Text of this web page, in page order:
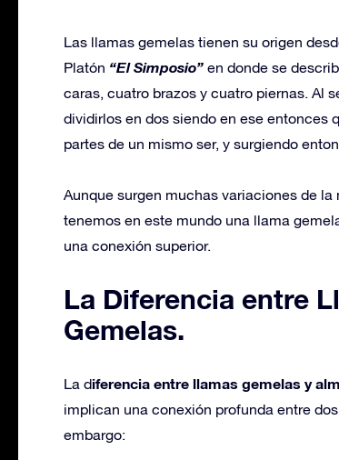
Las llamas gemelas tienen su origen
Platón “El Simposio” en donde se
caras, cuatro brazos y cuatro piernas. Al
dividirlos en dos siendo en ese entonces
partes de un mismo ser, y surgiendo
Aunque surgen muchas variaciones de
tenemos en este mundo una llama
una conexión superior.
La Diferencia entre
Gemelas.
La diferencia entre llamas gemelas y
implican una conexión profunda entre
embargo: